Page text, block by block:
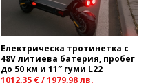
Електрическа тротинетка с
48V литиева батерия, пробег
до 50 км и 11″ гуми L22
1012,35 € /1979,98лв.